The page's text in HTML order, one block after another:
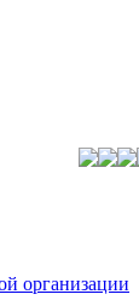
организации